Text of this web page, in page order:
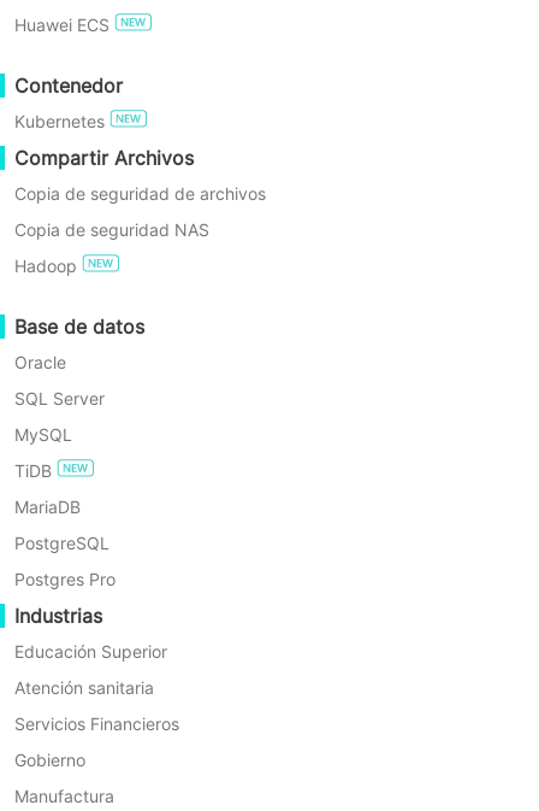
Huawei ECS
Contenedor
Kubernetes
Compartir Archivos
Copia de seguridad de archivos
Copia de seguridad NAS
Hadoop
Base de datos
Oracle
SQL Server
MySQL
TiDB
MariaDB
PostgreSQL
Postgres Pro
Industrias
Educación Superior
Atención sanitaria
Servicios Financieros
Gobierno
Manufactura
LICENCIAS
Copia de
seguridad
Licencia
Copia de
seguridad
Kubernetes
seguridad